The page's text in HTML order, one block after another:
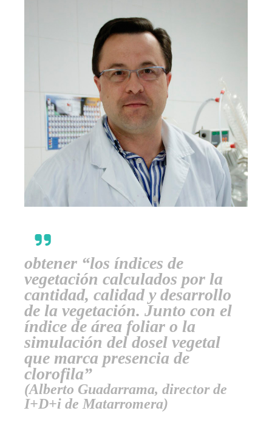
obtener “los índices de
vegetación calculados por la
cantidad, calidad y desarrollo
de la vegetación. Junto con el
índice de área foliar o la
simulación del dosel vegetal
que marca presencia de
clorofila”
(Alberto Guadarrama, director de
I+D+i de Matarromera)